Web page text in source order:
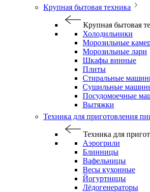
Крупная бытовая техника
Крупная бытовая
Холодильники
Морозильные
Морозильные лари
Шкафы винные
Плиты
Стиральные
Сушильные
Посудомоечные
Вытяжки
Техника для приготовления
Техника для
Аэрогрили
Блинницы
Вафельницы
Весы кухонные
Йогуртницы
Лёдогенераторы